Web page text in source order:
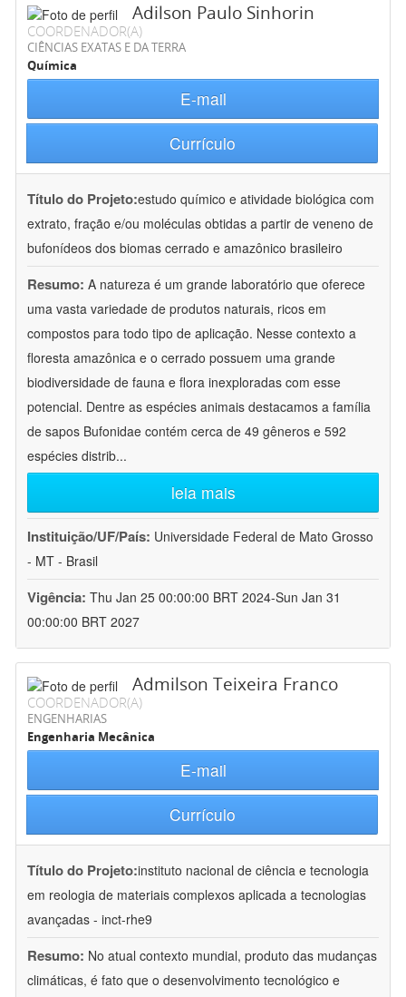
Adilson Paulo Sinhorin
COORDENADOR(A)
CIÊNCIAS EXATAS E DA TERRA
Química
E-mail
Currículo
Título do Projeto:estudo químico e atividade biológica com
extrato, fração e/ou moléculas obtidas a partir de veneno de
bufonídeos dos biomas cerrado e amazônico brasileiro
Resumo: A natureza é um grande laboratório que oferece
uma vasta variedade de produtos naturais, ricos em
compostos para todo tipo de aplicação. Nesse contexto a
floresta amazônica e o cerrado possuem uma grande
biodiversidade de fauna e flora inexploradas com esse
potencial. Dentre as espécies animais destacamos a família
de sapos Bufonidae contém cerca de 49 gêneros e 592
espécies distrib...
leia mais
Instituição/UF/País: Universidade Federal de Mato Grosso
- MT - Brasil
Vigência: Thu Jan 25 00:00:00 BRT 2024-Sun Jan 31
00:00:00 BRT 2027
Admilson Teixeira Franco
COORDENADOR(A)
ENGENHARIAS
Engenharia Mecânica
E-mail
Currículo
Título do Projeto:instituto nacional de ciência e tecnologia
em reologia de materiais complexos aplicada a tecnologias
avançadas - inct-rhe9
Resumo: No atual contexto mundial, produto das mudanças
climáticas, é fato que o desenvolvimento tecnológico e